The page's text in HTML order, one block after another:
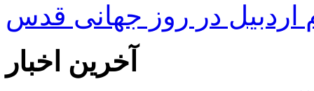
در روز جهانی قدس
آخرین اخبار